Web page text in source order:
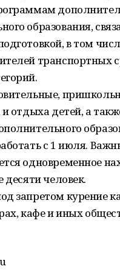
образования,
в том
транспортных
отдыха детей, а
с 1 июля.
одновременное
десяти человек.
запретом курение
кафе и иных